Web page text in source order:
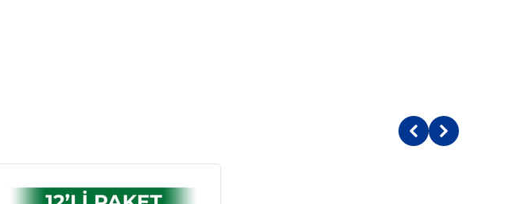
Analitik Bileşenler